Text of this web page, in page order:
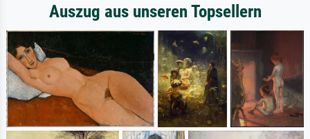
Auszug aus unseren Topsellern